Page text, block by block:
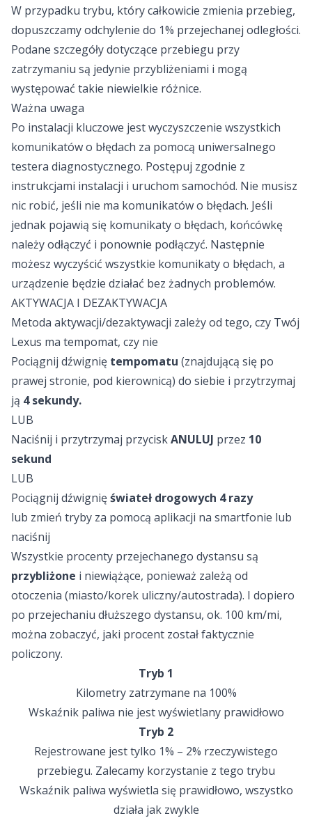
W przypadku trybu, który całkowicie zmienia przebieg,
dopuszczamy odchylenie do 1% przejechanej odległości.
Podane szczegóły dotyczące przebiegu przy
zatrzymaniu są jedynie przybliżeniami i mogą
występować takie niewielkie różnice.
Ważna uwaga
Po instalacji kluczowe jest wyczyszczenie wszystkich
komunikatów o błędach za pomocą uniwersalnego
testera diagnostycznego. Postępuj zgodnie z
instrukcjami instalacji i uruchom samochód. Nie musisz
nic robić, jeśli nie ma komunikatów o błędach. Jeśli
jednak pojawią się komunikaty o błędach, końcówkę
należy odłączyć i ponownie podłączyć. Następnie
możesz wyczyścić wszystkie komunikaty o błędach, a
urządzenie będzie działać bez żadnych problemów.
AKTYWACJA I DEZAKTYWACJA
Metoda aktywacji/dezaktywacji zależy od tego, czy Twój
Lexus ma tempomat, czy nie
Pociągnij dźwignię tempomatu (znajdującą się po
prawej stronie, pod kierownicą) do siebie i przytrzymaj
ją 4 sekundy.
LUB
Naciśnij i przytrzymaj przyciskANULUJ przez 10
sekund
LUB
Pociągnij dźwignięświateł drogowych 4 razy
lub zmień tryby za pomocą aplikacji na smartfonie lub
naciśnij
Wszystkie procenty przejechanego dystansu są
przybliżone i niewiążące, ponieważ zależą od
otoczenia (miasto/korek uliczny/autostrada). I dopiero
po przejechaniu dłuższego dystansu, ok. 100 km/mi,
można zobaczyć, jaki procent został faktycznie
policzony.
Tryb 1
Kilometry zatrzymane na 100%
Wskaźnik paliwa nie jest wyświetlany prawidłowo
Tryb 2
Rejestrowane jest tylko 1% – 2% rzeczywistego
przebiegu. Zalecamy korzystanie z tego trybu
Wskaźnik paliwa wyświetla się prawidłowo, wszystko
działa jak zwykle